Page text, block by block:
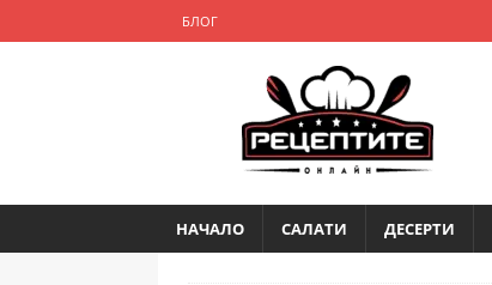
БЛОГ
НАЧАЛО САЛАТИ ДЕСЕРТИ